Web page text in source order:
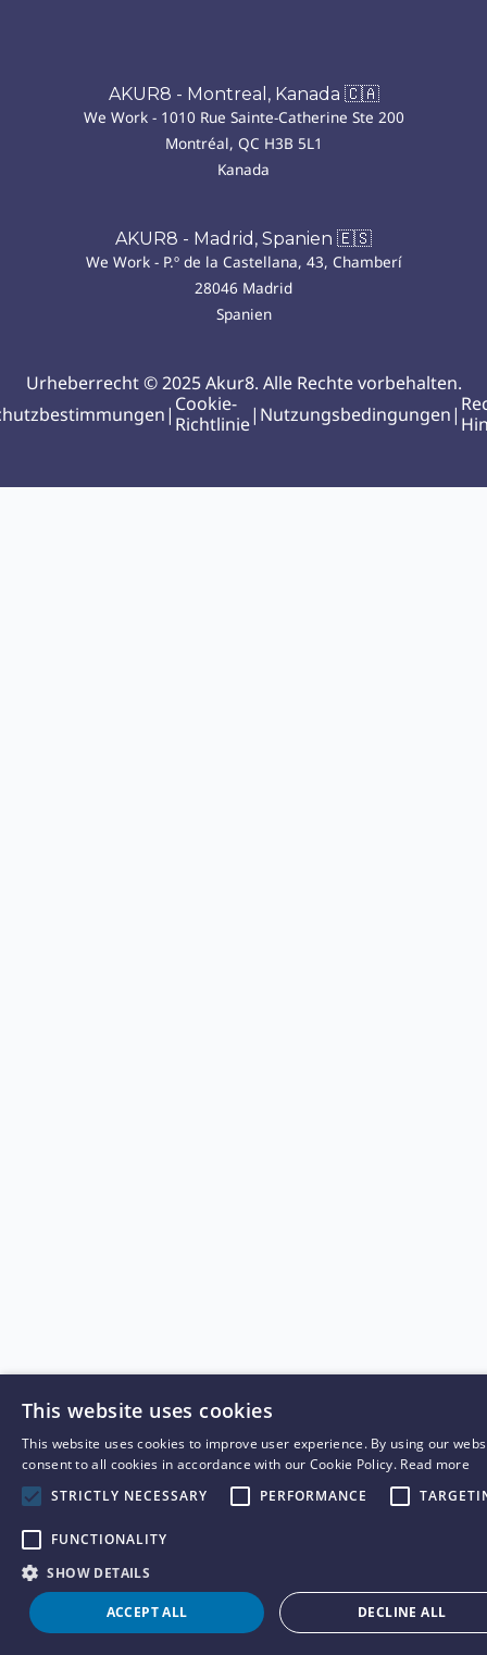
AKUR8 - Montreal, Kanada 🇨🇦
We Work - 1010 Rue Sainte-Catherine Ste 200
Montréal, QC H3B 5L1
Kanada
AKUR8 - Madrid, Spanien 🇪🇸
We Work - P.º de la Castellana, 43, Chamberí
28046 Madrid
Spanien
Urheberrecht © 2025 Akur8. Alle Rechte vorbehalten.
| Cookie-
Richtlinie| Nutzungsbedingungen|
This website uses cookies
This website uses cookies to improve user experience. By using our
consent to all cookies in accordance with our Cookie Policy. Read more
STRICTLY NECESSARY
PERFORMANCE
FUNCTIONALITY
SHOW DETAILS
ACCEPT ALL DECLINE ALL